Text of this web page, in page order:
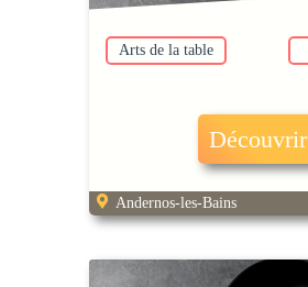
Arts de la table
Découvrir
Andernos-les-Bains